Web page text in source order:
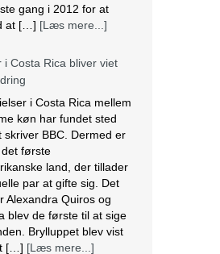
gang i 2012 for at
at […] [Læs mere...]
i Costa Rica bliver viet
i Costa Rica mellem
køn har fundet sted
skriver BBC. Dermed er
første
land, der tillader
par at gifte sig. Det
Alexandra Quiros og
blev de første til at sige
Brylluppet blev vist
[…] [Læs mere...]